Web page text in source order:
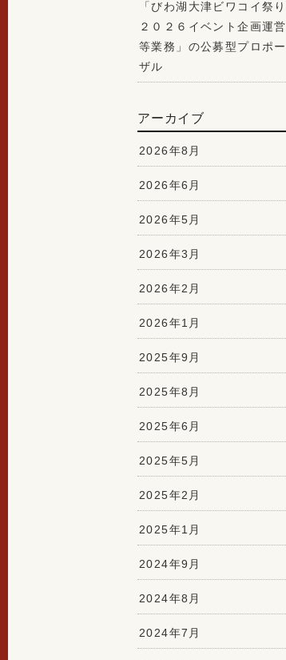
「びわ湖大津ビワコイ祭り
２０２６イベント企画運営
等業務」の公募型プロポー
ザル
アーカイブ
2026年8月
2026年6月
2026年5月
2026年3月
2026年2月
2026年1月
2025年9月
2025年8月
2025年6月
2025年5月
2025年2月
2025年1月
2024年9月
2024年8月
2024年7月